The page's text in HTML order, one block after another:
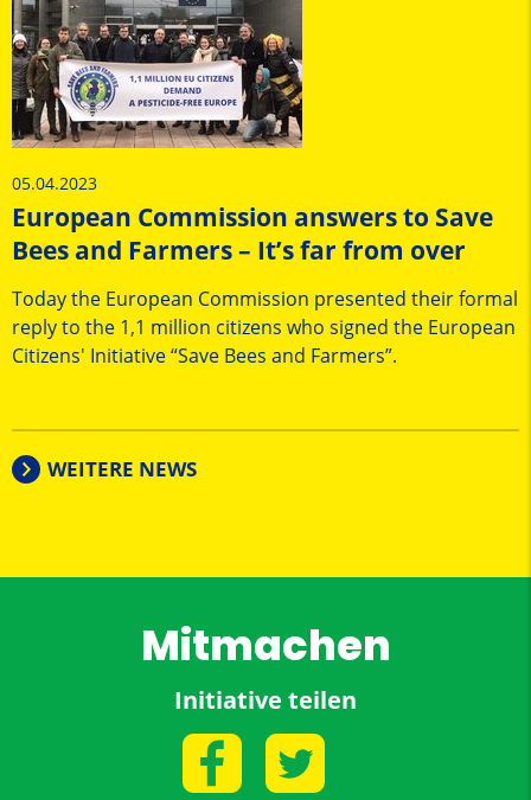
05.04.2023
European Commission answers to Save
Bees and Farmers – It’s far from over
Today the European Commission presented their formal
reply to the 1,1 million citizens who signed the European
Citizens' Initiative “Save Bees and Farmers”.
WEITERE NEWS
Mitmachen
Initiative teilen